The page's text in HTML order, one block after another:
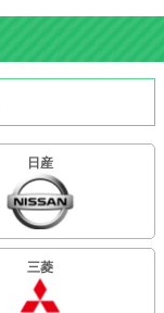
日産
三菱